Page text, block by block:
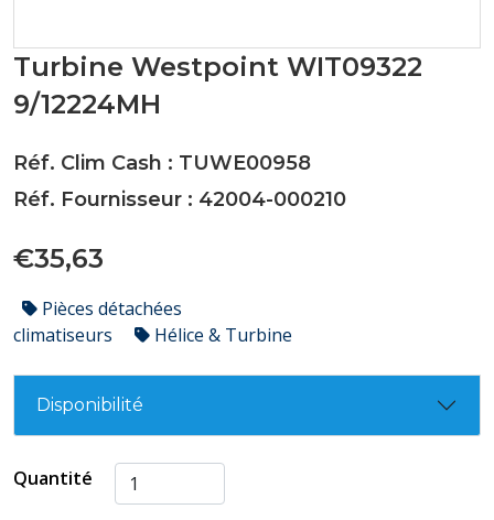
Turbine Westpoint WIT09322
9/12224MH
Réf. Clim Cash : TUWE00958
Réf. Fournisseur : 42004-000210
€35,63
Pièces détachées
climatiseurs
Hélice & Turbine
Disponibilité
Quantité